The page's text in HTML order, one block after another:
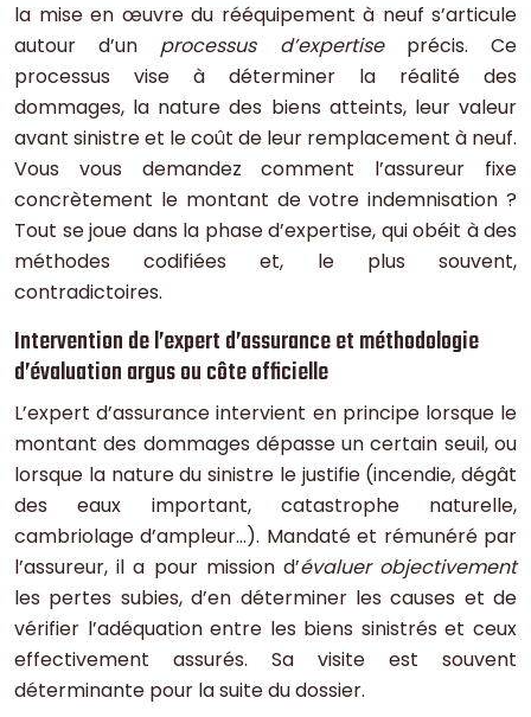
la mise en œuvre du rééquipement à neuf s’articule
autour d’un processus d’expertiseprécis. Ce
processus vise à déterminer la réalité des
dommages, la nature des biens atteints, leur valeur
avant sinistre et le coût de leur remplacement à neuf.
Vous vous demandez comment l’assureur fixe
concrètement le montant de votre indemnisation ?
Tout se joue dans la phase d’expertise, qui obéit à des
méthodes codifiées et, le plus souvent,
contradictoires.
Intervention de l’expert d’assurance et méthodologie
d’évaluation argus ou côte officielle
L’expert d’assurance intervient en principe lorsque le
montant des dommages dépasse un certain seuil, ou
lorsque la nature du sinistre le justifie (incendie, dégât
des eaux important, catastrophe naturelle,
cambriolage d’ampleur…). Mandaté et rémunéré par
l’assureur, il a pour mission d’évaluer objectivement
les pertes subies, d’en déterminer les causes et de
vérifier l’adéquation entre les biens sinistrés et ceux
effectivement assurés. Sa visite est souvent
déterminante pour la suite du dossier.